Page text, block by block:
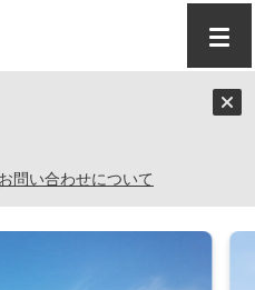
問い合わせについて
場